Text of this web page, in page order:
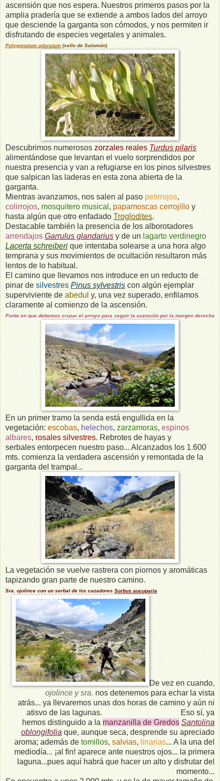
ascensión que nos espera. Nuestros primeros pasos por la
amplia pradería que se extiende a ambos lados del arroyo
que desciende la garganta son cómodos, y nos permiten ir
disfrutando de especies vegetales y animales.
Polygonatum odoratum (sello de Salomón)
Descubrimos numerosos zorzales reales Turdus pilaris
alimentándose que levantan el vuelo sorprendidos por
nuestra presencia y van a refugiarse en los pinos silvestres
que salpican las laderas en esta zona abierta de la
garganta.
Mientras avanzamos, nos salen al paso petirrojos,
colirrojos, mosquitero musical , papamoscas cerrojillo y
hasta algún que otro enfadado Troglodites.
Destacable también la presencia de los alborotadores
arrendajos Garrulus glandarius y de un lagarto verdinegro
Lacerta schreiberi que intentaba solearse a una hora algo
temprana y sus movimientos de ocultación resultaron más
lentos de lo habitual.
El camino que llevamos nos introduce en un reducto de
pinar de silvestres Pinus sylvestris con algún ejemplar
superviviente de abedul y, una vez superado, enfilamos
claramente al comienzo de la ascensión.
Punto en que debemos cruzar el arroyo para seguir la asensión por la margen derecha
En un primer tramo la senda está engullida en la
vegetación: escobas, helechos, zarzamoras, espinos
albares, rosales silvestres. Rebrotes de hayas y
serbales entorpecen nuestro paso... Alcanzados los 1.600
mts. comienza la verdadera ascensión y remontada de la
garganta del trampal...
La vegetación se vuelve rastrera con piornos y aromáticas
tapizando gran parte de nuestro camino.
Sra. ojolince con un serbal de los cazadores Sorbus aucuparia
De vez en cuando,
ojolince y sra. nos detenemos para echar la vista
atrás... ya llevaremos unas dos horas de camino y aún ni
atisvo de las lagunas. Eso sí, ya
hemos distinguido a la manzanilla de Gredos Santolina
oblongifolia que, aunque seca, desprende su apreciado
aroma; además de tomillos, salvias, linarias... A la una del
mediodía... ¡al fin! aparece ante nuestros ojos... la primera
laguna...pues aquí habrá que hacer un alto y disfrutar del
momento...